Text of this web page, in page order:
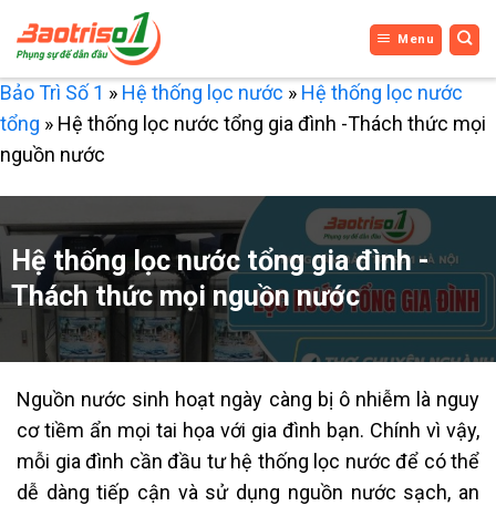
qua
nội
dung
Menu
Bảo Trì Số 1 » Hệ thống lọc nước » Hệ thống lọc nước
tổng » Hệ thống lọc nước tổng gia đình -Thách thức mọi
nguồn nước
Hệ thống lọc nước tổng gia đình -
Thách thức mọi nguồn nước
Nguồn nước sinh hoạt ngày càng bị ô nhiễm là nguy
cơ tiềm ẩn mọi tai họa với gia đình bạn. Chính vì vậy,
mỗi gia đình cần đầu tư hệ thống lọc nước để có thể
dễ dàng tiếp cận và sử dụng nguồn nước sạch, an